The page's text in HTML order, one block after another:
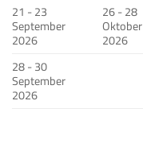
21 - 23
September
2026
26 - 28
Oktober
2026
28 - 30
September
2026